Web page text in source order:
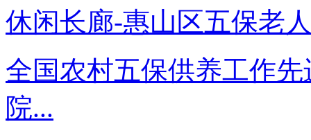
休闲长廊-惠山区五保老
全国农村五保供养工作
院...